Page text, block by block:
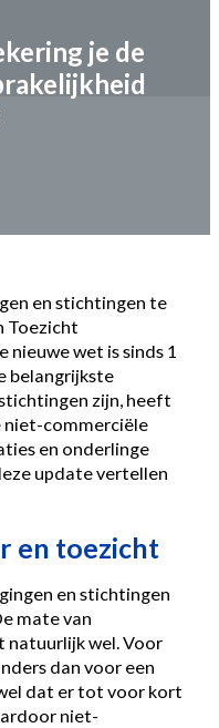
je de
en stichtingen te
Toezicht
nieuwe wet is sinds 1
belangrijkste
zijn, heeft
niet-commerciële
en onderlinge
update vertellen
en toezicht
en stichtingen
mate van
wel. Voor
dan voor een
dat er tot voor kort
niet-